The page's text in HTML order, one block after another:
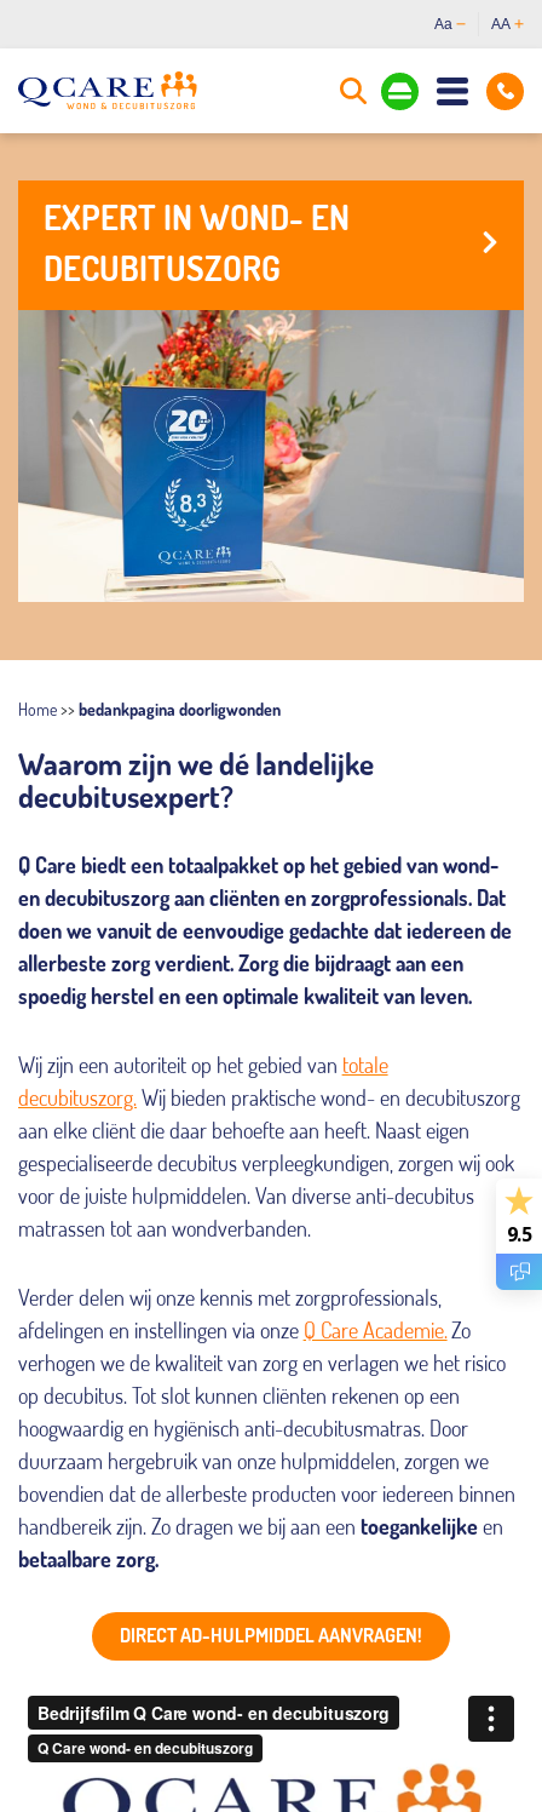
9.5
Aa AA
EXPERT IN WOND- EN
DECUBITUSZORG
Home>> bedankpagina doorligwonden
Waarom zijn we dé landelijke
decubitusexpert?
Q Care biedt een totaalpakket op het gebied van wond-
en decubituszorg aan cliënten en zorgprofessionals. Dat
doen we vanuit de eenvoudige gedachte dat iedereen de
allerbeste zorg verdient. Zorg die bijdraagt aan een
spoedig herstel en een optimale kwaliteit van leven.
Wij zijn een autoriteit op het gebied van totale
decubituszorg.Wij bieden praktische wond- en decubituszorg
aan elke cliënt die daar behoefte aan heeft. Naast eigen
gespecialiseerde decubitus verpleegkundigen, zorgen wij ook
voor de juiste hulpmiddelen. Van diverse anti-decubitus
matrassen tot aan wondverbanden.
Verder delen wij onze kennis met zorgprofessionals,
afdelingen en instellingen via onze Q Care Academie.Zo
verhogen we de kwaliteit van zorg en verlagen we het risico
op decubitus. Tot slot kunnen cliënten rekenen op een
hoogwaardig en hygiënisch anti-decubitusmatras. Door
duurzaam hergebruik van onze hulpmiddelen, zorgen we
bovendien dat de allerbeste producten voor iedereen binnen
handbereik zijn. Zo dragen we bij aan een toegankelijkeen
betaalbare zorg.
DIRECT AD-HULPMIDDEL AANVRAGEN!